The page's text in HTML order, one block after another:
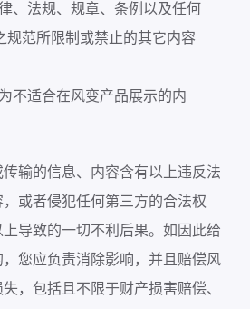
、法规、规章、条例以及任何
规范所限制或禁止的其它内容
不适合在风变产品展示的内
输的信息、内容含有以上违反法
或者侵犯任何第三方的合法权
导致的一切不利后果。如因此给
您应负责消除影响，并且赔偿风
，包括且不限于财产损害赔偿、